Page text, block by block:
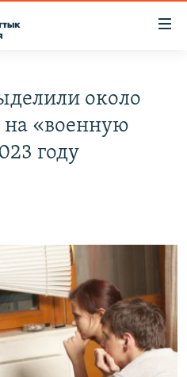
около
«военную
году